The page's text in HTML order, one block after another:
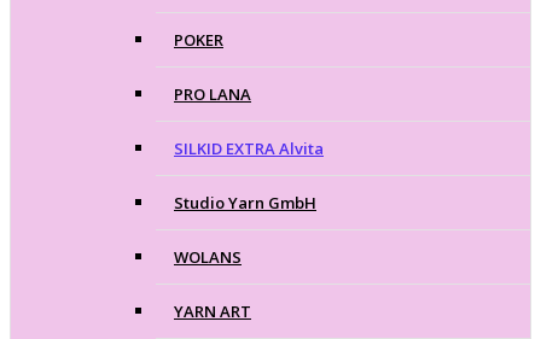
POKER
PRO LANA
SILKID EXTRA Alvita
Studio Yarn GmbH
WOLANS
YARN ART